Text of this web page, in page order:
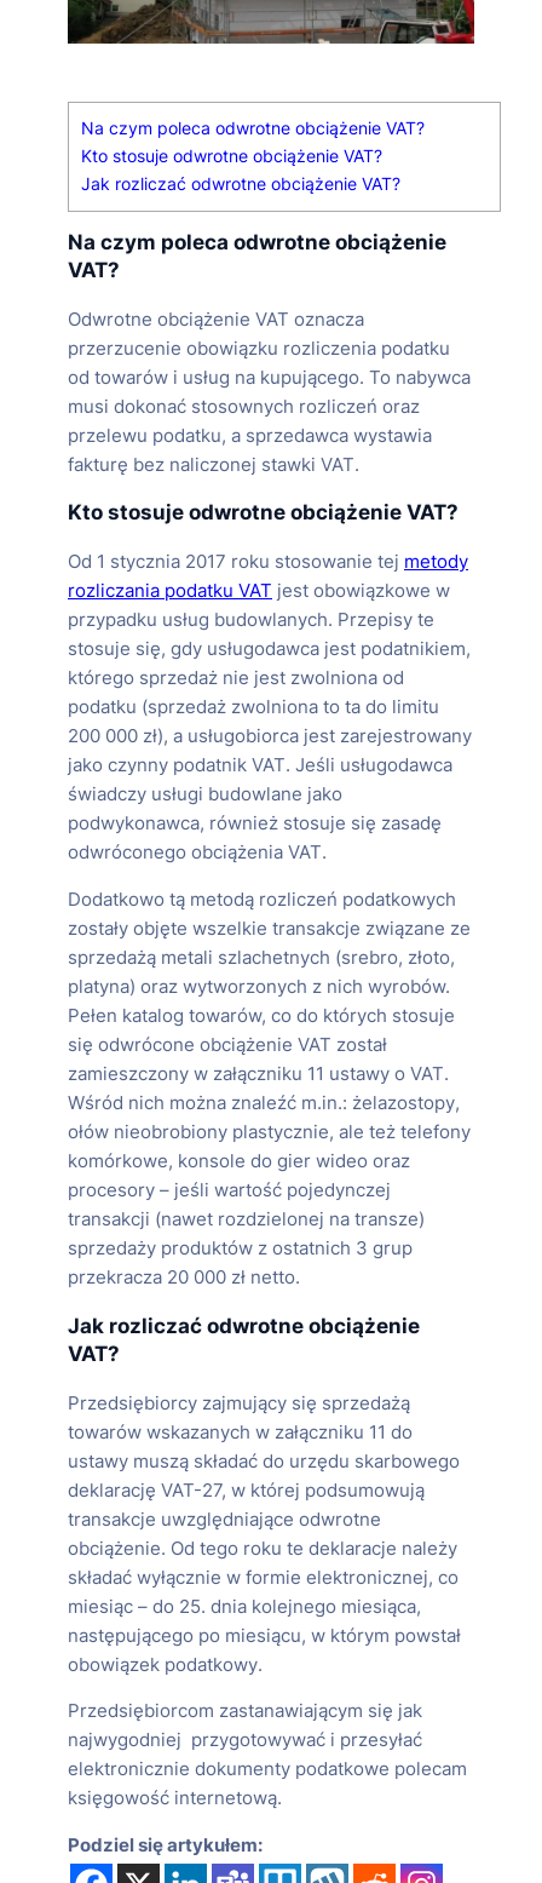
Na czym poleca odwrotne obciążenie VAT?
Kto stosuje odwrotne obciążenie VAT?
Jak rozliczać odwrotne obciążenie VAT?
Na czym poleca odwrotne obciążenie
VAT?
Odwrotne obciążenie VAT oznacza
przerzucenie obowiązku rozliczenia podatku
od towarów i usług na kupującego. To nabywca
musi dokonać stosownych rozliczeń oraz
przelewu podatku, a sprzedawca wystawia
fakturę bez naliczonej stawki VAT.
Kto stosuje odwrotne obciążenie VAT?
Od 1 stycznia 2017 roku stosowanie tej metody
rozliczania podatku VAT jest obowiązkowe w
przypadku usług budowlanych. Przepisy te
stosuje się, gdy usługodawca jest podatnikiem,
którego sprzedaż nie jest zwolniona od
podatku (sprzedaż zwolniona to ta do limitu
200 000 zł), a usługobiorca jest zarejestrowany
jako czynny podatnik VAT. Jeśli usługodawca
świadczy usługi budowlane jako
podwykonawca, również stosuje się zasadę
odwróconego obciążenia VAT.
Dodatkowo tą metodą rozliczeń podatkowych
zostały objęte wszelkie transakcje związane ze
sprzedażą metali szlachetnych (srebro, złoto,
platyna) oraz wytworzonych z nich wyrobów.
Pełen katalog towarów, co do których stosuje
się odwrócone obciążenie VAT został
zamieszczony w załączniku 11 ustawy o VAT.
Wśród nich można znaleźć m.in.: żelazostopy,
ołów nieobrobiony plastycznie, ale też telefony
komórkowe, konsole do gier wideo oraz
procesory – jeśli wartość pojedynczej
transakcji (nawet rozdzielonej na transze)
sprzedaży produktów z ostatnich 3 grup
przekracza 20 000 zł netto.
Jak rozliczać odwrotne obciążenie
VAT?
Przedsiębiorcy zajmujący się sprzedażą
towarów wskazanych w załączniku 11 do
ustawy muszą składać do urzędu skarbowego
deklarację VAT-27, w której podsumowują
transakcje uwzględniające odwrotne
obciążenie. Od tego roku te deklaracje należy
składać wyłącznie w formie elektronicznej, co
miesiąc – do 25. dnia kolejnego miesiąca,
następującego po miesiącu, w którym powstał
obowiązek podatkowy.
Przedsiębiorcom zastanawiającym się jak
najwygodniej przygotowywać i przesyłać
elektronicznie dokumenty podatkowe polecam
księgowość internetową.
Podziel się artykułem: